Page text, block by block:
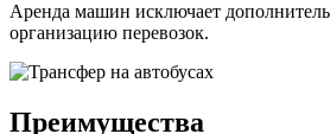
Аренда машин исключает
организацию перевозок.
Преимущества